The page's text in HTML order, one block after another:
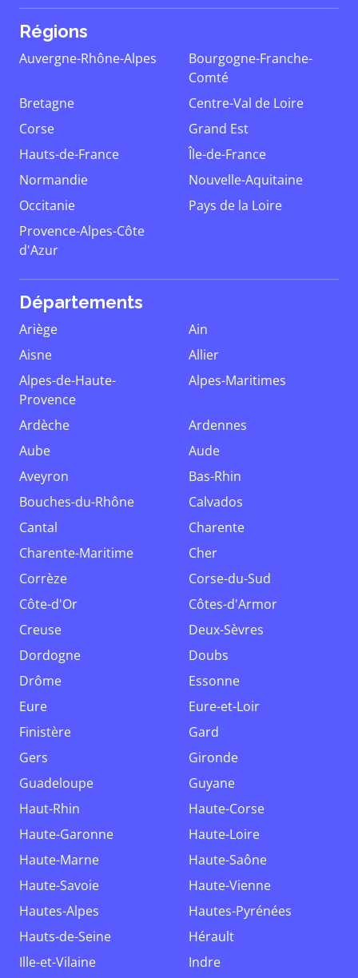
Régions
Auvergne-Rhône-Alpes
Bourgogne-Franche-
Comté
Bretagne
Centre-Val de Loire
Corse
Grand Est
Hauts-de-France
Île-de-France
Normandie
Nouvelle-Aquitaine
Occitanie
Pays de la Loire
Provence-Alpes-Côte
d'Azur
Départements
Ariège
Ain
Aisne
Allier
Alpes-de-Haute-
Provence
Alpes-Maritimes
Ardèche
Ardennes
Aube
Aude
Aveyron
Bas-Rhin
Bouches-du-Rhône
Calvados
Cantal
Charente
Charente-Maritime
Cher
Corrèze
Corse-du-Sud
Côte-d'Or
Côtes-d'Armor
Creuse
Deux-Sèvres
Dordogne
Doubs
Drôme
Essonne
Eure
Eure-et-Loir
Finistère
Gard
Gers
Gironde
Guadeloupe
Guyane
Haut-Rhin
Haute-Corse
Haute-Garonne
Haute-Loire
Haute-Marne
Haute-Saône
Haute-Savoie
Haute-Vienne
Hautes-Alpes
Hautes-Pyrénées
Hauts-de-Seine
Hérault
Ille-et-Vilaine
Indre